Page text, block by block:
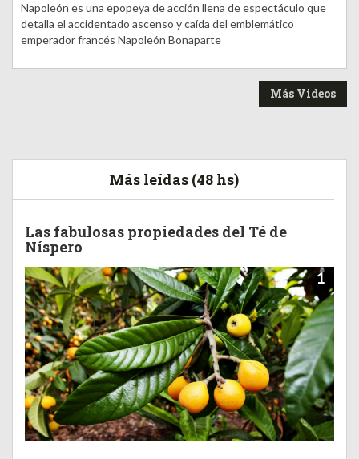
Napoleón es una epopeya de acción llena de espectáculo que
detalla el accidentado ascenso y caída del emblemático
emperador francés Napoleón Bonaparte
Más Videos
Más leídas (48 hs)
Las fabulosas propiedades del Té de
Níspero
1